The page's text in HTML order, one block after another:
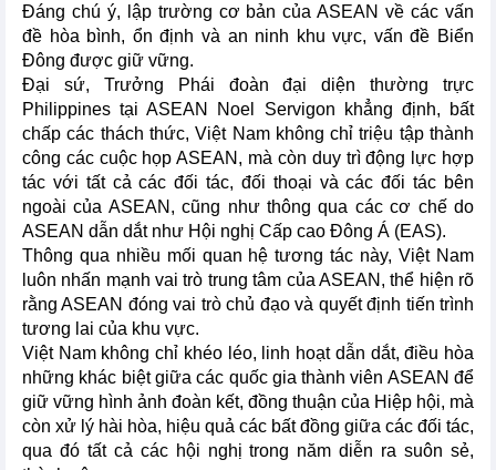
Đáng chú ý, lập trường cơ bản của ASEAN về các vấn
đề hòa bình, ổn định và an ninh khu vực, vấn đề Biển
Đông được giữ vững.
Đại sứ, Trưởng Phái đoàn đại diện thường trực
Philippines tại ASEAN Noel Servigon khẳng định, bất
chấp các thách thức, Việt Nam không chỉ triệu tập thành
công các cuộc họp ASEAN, mà còn duy trì động lực hợp
tác với tất cả các đối tác, đối thoại và các đối tác bên
ngoài của ASEAN, cũng như thông qua các cơ chế do
ASEAN dẫn dắt như Hội nghị Cấp cao Đông Á (EAS).
Thông qua nhiều mối quan hệ tương tác này, Việt Nam
luôn nhấn mạnh vai trò trung tâm của ASEAN, thể hiện rõ
rằng ASEAN đóng vai trò chủ đạo và quyết định tiến trình
tương lai của khu vực.
Việt Nam không chỉ khéo léo, linh hoạt dẫn dắt, điều hòa
những khác biệt giữa các quốc gia thành viên ASEAN để
giữ vững hình ảnh đoàn kết, đồng thuận của Hiệp hội, mà
còn xử lý hài hòa, hiệu quả các bất đồng giữa các đối tác,
qua đó tất cả các hội nghị trong năm diễn ra suôn sẻ,